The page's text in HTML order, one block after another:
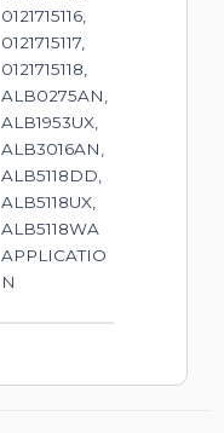
0121715116,
0121715117,
0121715118,
ALB0275AN,
ALB1953UX,
ALB3016AN,
ALB5118DD,
ALB5118UX,
ALB5118WA
APPLICATIO
N